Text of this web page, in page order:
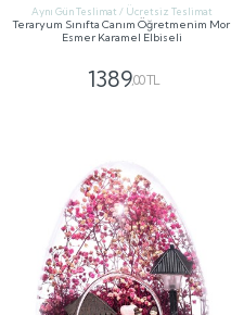
Aynı Gün Teslimat / Ücretsiz Teslimat
Teraryum Sınıfta Canım Öğretmenim Mor
Esmer Karamel Elbiseli
1389,00 TL